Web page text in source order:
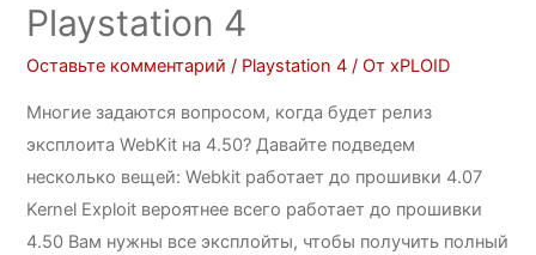
Playstation 4
Оставьте комментарий / Playstation 4 / ОтxPLOID
Многие задаются вопросом, когда будет релиз
эксплоита WebKit на 4.50? Давайте подведем
несколько вещей: Webkit работает до прошивки 4.07
Kernel Exploit вероятнее всего работает до прошивки
4.50 Вам нужны все эксплойты, чтобы получить полный